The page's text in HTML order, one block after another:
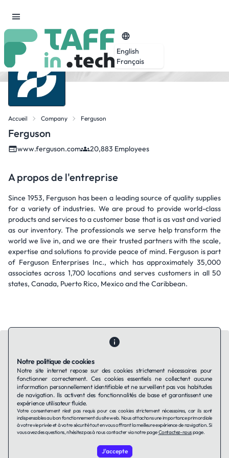
English
Français
Accueil Company Ferguson
Ferguson
www.ferguson.com 20,883 Employees
A propos de l'entreprise
Since 1953, Ferguson has been a leading source of quality supplies
for a variety of industries. We are proud to provide world-class
products and services to a customer base that is as vast and varied
as our inventory. The professionals we serve help transform the
world we live in, and we are their trusted partners with the scale,
expertise and solutions to provide peace of mind. Ferguson is part
of Ferguson Enterprises Inc., which has approximately 35,000
associates across 1,700 locations and serves customers in all 50
states, Canada, Puerto Rico, Mexico and the Caribbean.
Contactez-nousQui sommes-nous ?Ils utilisent Taffin.tech
Politique de confidentialitéConditions générales
Politique de cookies
LinkedIn
© 2026 TAFFin.Tech. Tous droits réservés.
Notre politique de cookies
Notre site internet repose sur des cookies strictement nécessaires pour
fonctionner correctement. Ces cookies essentiels ne collectent aucune
information personnellement identifiable et ne surveillent pas vos habitudes
de navigation. Ils activent des fonctionnalités de base et garantissent une
expérience utilisateur fluide.
Votre consentement n'est pas requis pour ces cookies strictement nécessaires, car ils sont
indispensables au bon fonctionnement du site web. Nous attachons une importance primordiale
à votre vie privée et à votre sécurité tout en vous offrant la meilleure expérience de navigation. Si
vous avez des questions, n'hésitez pas à nous contacter via notre pageContactez-nouspage.
J'accepte